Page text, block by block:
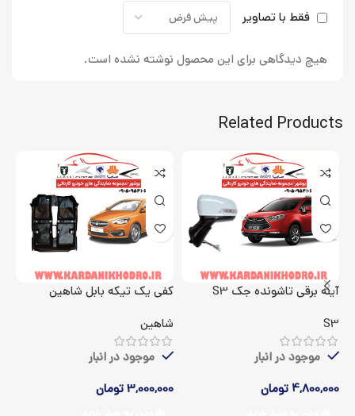
فقط با تصاویر
هیچ دیدگاهی برای این محصول نوشته نشده است.
Related Products
آینه برقی تاشونده جک S3
S3
موجود در انبار
4,800,000 تومان
کفی یک تیکه بابل شاهین
شاهین
موجود در انبار
3,000,000تومان